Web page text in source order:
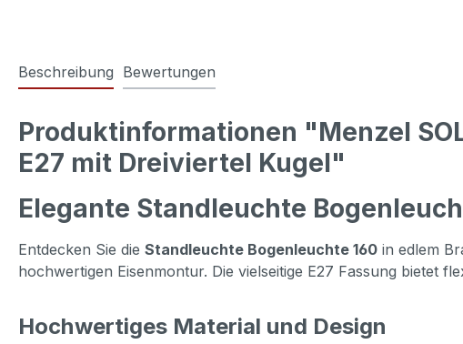
Beschreibung Bewertungen
Produktinformationen "Menzel
E27 mit Dreiviertel Kugel"
Elegante Standleuchte
Entdecken Sie die Standleuchte Bogenleuchte 160 in edlem
hochwertigen Eisenmontur. Die vielseitige E27 Fassung bietet
Hochwertiges Material und Design